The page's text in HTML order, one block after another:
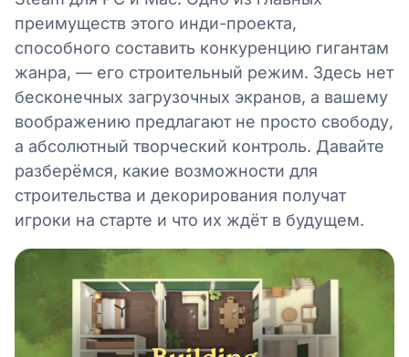
преимуществ этого инди-проекта,
способного составить конкуренцию гигантам
жанра, — его строительный режим. Здесь нет
бесконечных загрузочных экранов, а вашему
воображению предлагают не просто свободу,
а абсолютный творческий контроль. Давайте
разберёмся, какие возможности для
строительства и декорирования получат
игроки на старте и что их ждёт в будущем.